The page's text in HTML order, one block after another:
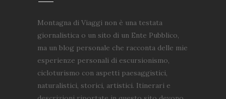
Montagna di Viaggi non è una testata
giornalistica o un sito di un Ente Pubblico,
ma un blog personale che racconta delle mie
esperienze personali di escursionismo,
cicloturismo con aspetti paesaggistici,
naturalistici, storici, artistici. Itinerari e